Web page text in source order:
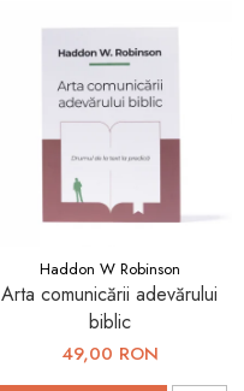
Haddon W Robinson
Arta comunicării adevărului
biblic
49,00 RON